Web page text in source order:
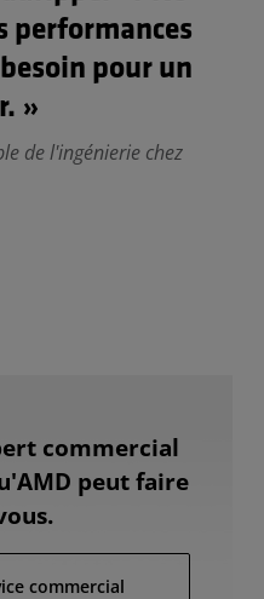
performances
pour un
»
de l'ingénierie chez
commercial
peut faire
commercial